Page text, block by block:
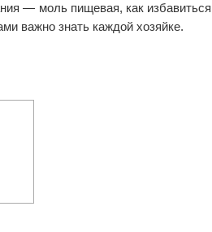
— моль пищевая, как избавиться
важно знать каждой хозяйке.